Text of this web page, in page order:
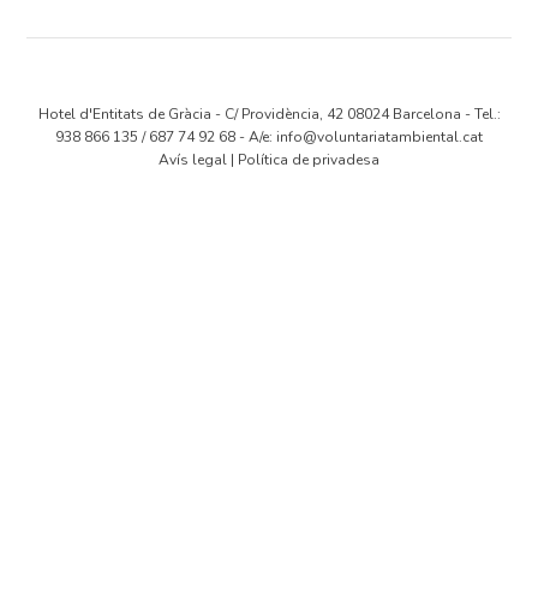
Hotel d'Entitats de Gràcia - C/ Providència, 42 08024 Barcelona - Tel.:
938 866 135 / 687 74 92 68 - A/e: info@voluntariatambiental.cat
Avís legal | Política de privadesa